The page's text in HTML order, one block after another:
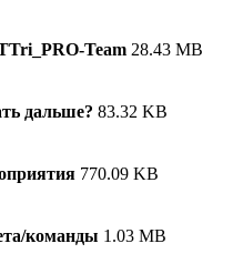
Team 28.43 MB
дальше? 83.32 KB
770.09 KB
команды 1.03 MB